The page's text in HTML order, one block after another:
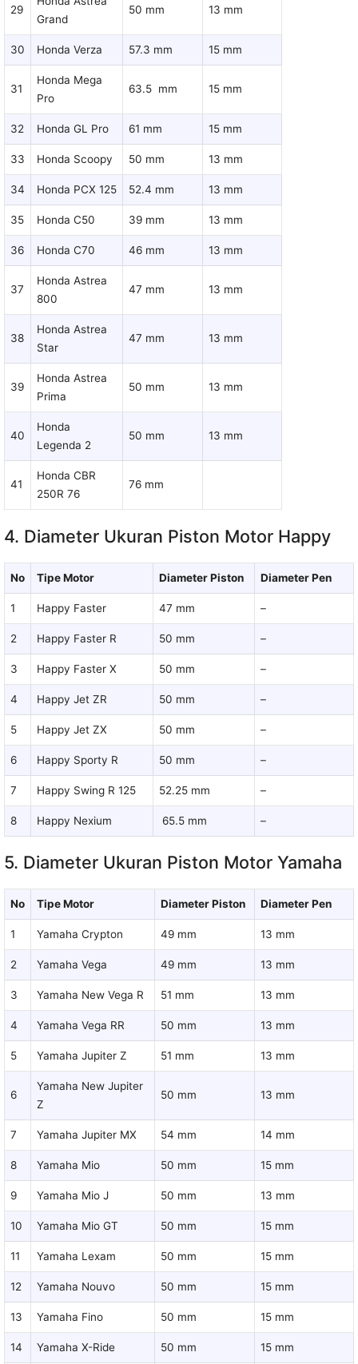
29
Grand
50 mm 13 mm
30 Honda Verza 57.3 mm 15 mm
31
Honda Mega
Pro
63.5 mm 15 mm
32 Honda GL Pro 61 mm 15 mm
33 Honda Scoopy 50 mm 13 mm
34 Honda PCX 125 52.4 mm 13 mm
35 Honda C50 39 mm 13 mm
36 Honda C70 46 mm 13 mm
37
Honda Astrea
800
47 mm 13 mm
38
Honda Astrea
Star
47 mm 13 mm
39
Honda Astrea
Prima
50 mm 13 mm
40
Honda
Legenda 2
50 mm 13 mm
41
Honda CBR
250R 76
76 mm
4. Diameter Ukuran Piston Motor Happy
No Tipe Motor Diameter Piston Diameter Pen
1 Happy Faster 47 mm –
2 Happy Faster R 50 mm –
3 Happy Faster X 50 mm –
4 Happy Jet ZR 50 mm –
5 Happy Jet ZX 50 mm –
6 Happy Sporty R 50 mm –
7 Happy Swing R 125 52.25 mm –
8 Happy Nexium 65.5 mm –
5. Diameter Ukuran Piston Motor Yamaha
No Tipe Motor Diameter Piston Diameter Pen
1 Yamaha Crypton 49 mm 13 mm
2 Yamaha Vega 49 mm 13 mm
3 Yamaha New Vega R 51 mm 13 mm
4 Yamaha Vega RR 50 mm 13 mm
5 Yamaha Jupiter Z 51 mm 13 mm
6
Yamaha New Jupiter
Z
50 mm 13 mm
7 Yamaha Jupiter MX 54 mm 14 mm
8 Yamaha Mio 50 mm 15 mm
9 Yamaha Mio J 50 mm 13 mm
10 Yamaha Mio GT 50 mm 15 mm
11 Yamaha Lexam 50 mm 15 mm
12 Yamaha Nouvo 50 mm 15 mm
13 Yamaha Fino 50 mm 15 mm
14 Yamaha X-Ride 50 mm 15 mm